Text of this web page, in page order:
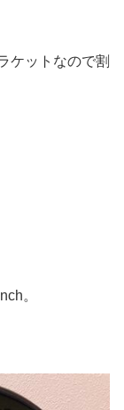
ケットなので割
。